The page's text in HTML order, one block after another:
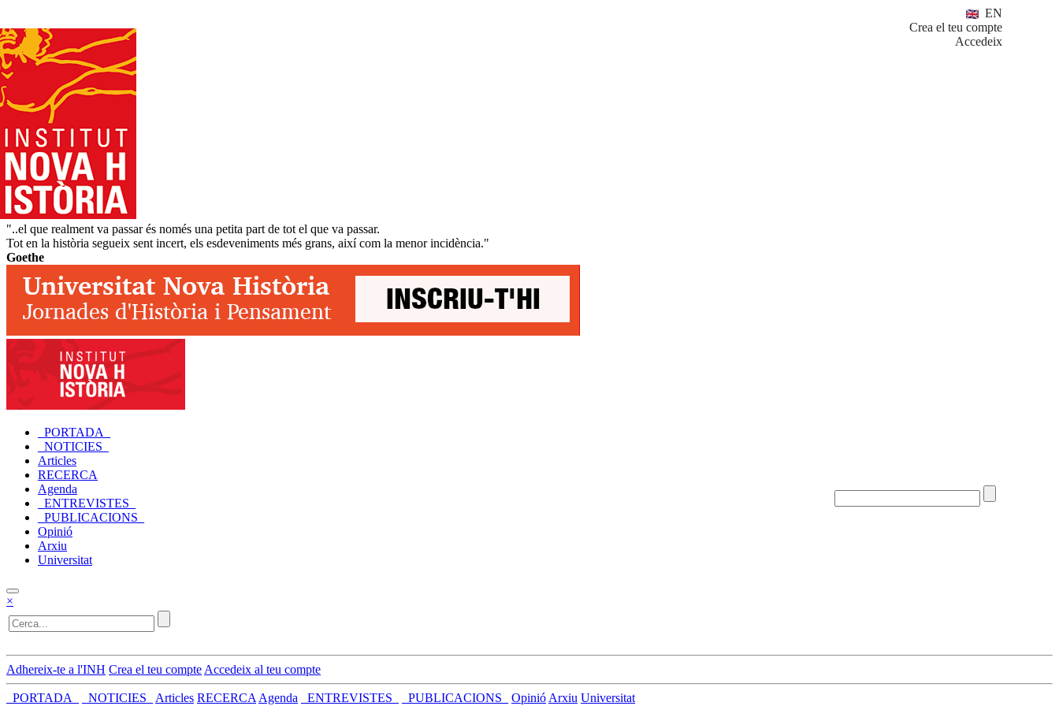
EN
Crea el teu compte
Accedeix
"..el que realment va passar és només una petita part de tot el que va passar.
Tot en la història segueix sent incert, els esdeveniments més grans, així com la menor incidència."
Goethe
_PORTADA_
_NOTICIES_
Articles
RECERCA
Agenda
_ENTREVISTES_
_PUBLICACIONS_
Opinió
Arxiu
Universitat
×
Adhereix-te a l'INH Crea el teu compte Accedeix al teu compte
_PORTADA_ _NOTICIES_ Articles RECERCA Agenda _ENTREVISTES_ _PUBLICACIONS_ Opinió Arxiu Universitat